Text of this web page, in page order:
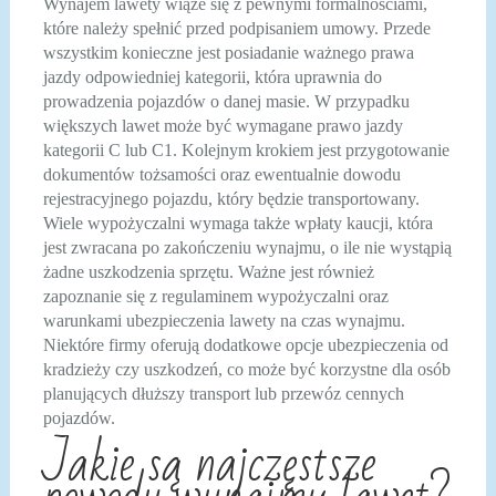
Wynajem lawety wiąże się z pewnymi formalnościami,
które należy spełnić przed podpisaniem umowy. Przede
wszystkim konieczne jest posiadanie ważnego prawa
jazdy odpowiedniej kategorii, która uprawnia do
prowadzenia pojazdów o danej masie. W przypadku
większych lawet może być wymagane prawo jazdy
kategorii C lub C1. Kolejnym krokiem jest przygotowanie
dokumentów tożsamości oraz ewentualnie dowodu
rejestracyjnego pojazdu, który będzie transportowany.
Wiele wypożyczalni wymaga także wpłaty kaucji, która
jest zwracana po zakończeniu wynajmu, o ile nie wystąpią
żadne uszkodzenia sprzętu. Ważne jest również
zapoznanie się z regulaminem wypożyczalni oraz
warunkami ubezpieczenia lawety na czas wynajmu.
Niektóre firmy oferują dodatkowe opcje ubezpieczenia od
kradzieży czy uszkodzeń, co może być korzystne dla osób
planujących dłuższy transport lub przewóz cennych
pojazdów.
Jakie są najczęstsze